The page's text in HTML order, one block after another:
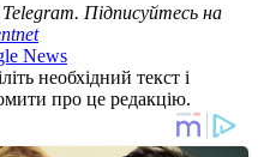
Telegram. Підписуйтесь на
News
необхідний текст і
про це редакцію.